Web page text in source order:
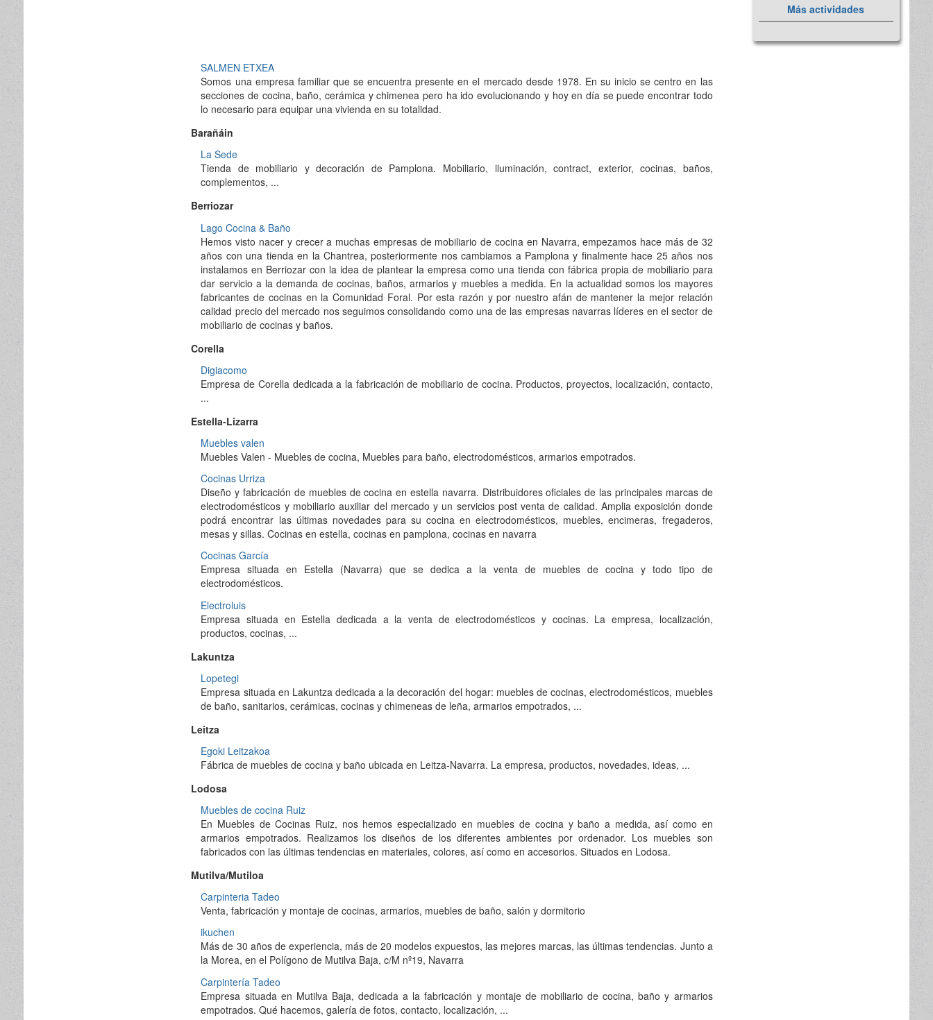
SALMEN ETXEA
Somos una empresa familiar que se encuentra presente en el mercado desde 1978. En su inicio se centro en las
secciones de cocina, baño, cerámica y chimenea pero ha ido evolucionando y hoy en día se puede encontrar todo
lo necesario para equipar una vivienda en su totalidad.
Barañáin
La Sede
Tienda de mobiliario y decoración de Pamplona. Mobiliario, iluminación, contract, exterior, cocinas, baños,
complementos, ...
Berriozar
Lago Cocina & Baño
Hemos visto nacer y crecer a muchas empresas de mobiliario de cocina en Navarra, empezamos hace más de 32
años con una tienda en la Chantrea, posteriormente nos cambiamos a Pamplona y finalmente hace 25 años nos
instalamos en Berriozar con la idea de plantear la empresa como una tienda con fábrica propia de mobiliario para
dar servicio a la demanda de cocinas, baños, armarios y muebles a medida. En la actualidad somos los mayores
fabricantes de cocinas en la Comunidad Foral. Por esta razón y por nuestro afán de mantener la mejor relación
calidad precio del mercado nos seguimos consolidando como una de las empresas navarras líderes en el sector de
mobiliario de cocinas y baños.
Corella
Digiacomo
Empresa de Corella dedicada a la fabricación de mobiliario de cocina. Productos, proyectos, localización, contacto,
...
Estella-Lizarra
Muebles valen
Muebles Valen - Muebles de cocina, Muebles para baño, electrodomésticos, armarios empotrados.
Cocinas Urriza
Diseño y fabricación de muebles de cocina en estella navarra. Distribuidores oficiales de las principales marcas de
electrodomésticos y mobiliario auxiliar del mercado y un servicios post venta de calidad. Amplia exposición donde
podrá encontrar las últimas novedades para su cocina en electrodomésticos, muebles, encimeras, fregaderos,
mesas y sillas. Cocinas en estella, cocinas en pamplona, cocinas en navarra
Cocinas García
Empresa situada en Estella (Navarra) que se dedica a la venta de muebles de cocina y todo tipo de
electrodomésticos.
Electroluis
Empresa situada en Estella dedicada a la venta de electrodomésticos y cocinas. La empresa, localización,
productos, cocinas, ...
Lakuntza
Lopetegi
Empresa situada en Lakuntza dedicada a la decoración del hogar: muebles de cocinas, electrodomésticos, muebles
de baño, sanitarios, cerámicas, cocinas y chimeneas de leña, armarios empotrados, ...
Leitza
Egoki Leitzakoa
Fábrica de muebles de cocina y baño ubicada en Leitza-Navarra. La empresa, productos, novedades, ideas, ...
Lodosa
Muebles de cocina Ruiz
En Muebles de Cocinas Ruiz, nos hemos especializado en muebles de cocina y baño a medida, así como en
armarios empotrados. Realizamos los diseños de los diferentes ambientes por ordenador. Los muebles son
fabricados con las últimas tendencias en materiales, colores, así como en accesorios. Situados en Lodosa.
Mutilva/Mutiloa
Carpinteria Tadeo
Venta, fabricación y montaje de cocinas, armarios, muebles de baño, salón y dormitorio
ikuchen
Más de 30 años de experiencia, más de 20 modelos expuestos, las mejores marcas, las últimas tendencias. Junto a
la Morea, en el Polígono de Mutilva Baja, c/M nº19, Navarra
Carpintería Tadeo
Empresa situada en Mutilva Baja, dedicada a la fabricación y montaje de mobiliario de cocina, baño y armarios
empotrados. Qué hacemos, galería de fotos, contacto, localización, ...
Más actividades